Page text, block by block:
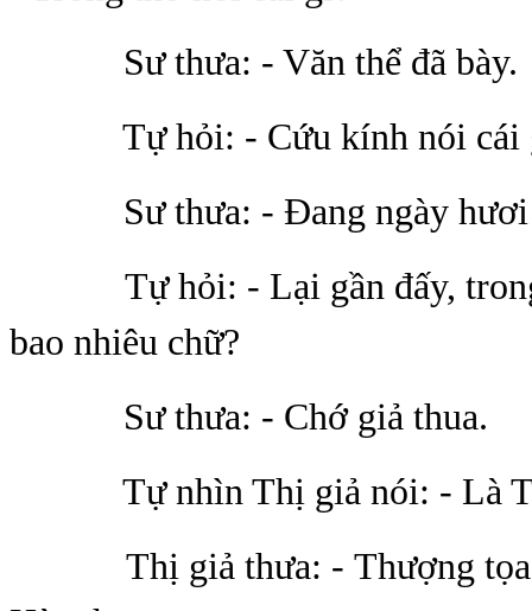
Sư thưa: - Văn thể đã bày.
Tự hỏi: - Cứu kính nói cái
Sư thưa: - Đang ngày hươi
Tự hỏi: - Lại gần đấy, trong
bao nhiêu chữ?
Sư thưa: - Chớ giả thua.
Tự nhìn Thị giả nói: - Là
Thị giả thưa: - Thượng tọa